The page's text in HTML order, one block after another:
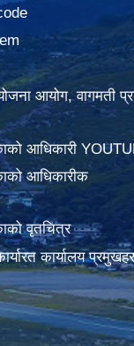
आयोग, वागमती
आधिकारी
आधिकारीक
वृतचित्र
कार्यालय